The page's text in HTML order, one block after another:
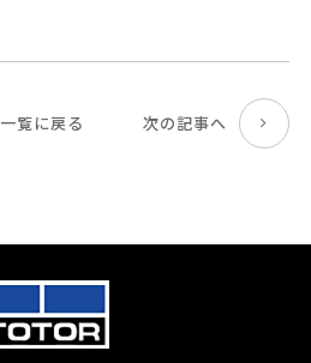
一覧に戻る 次の記事へ